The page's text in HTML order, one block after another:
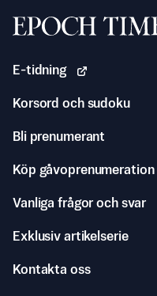
Svenska Epoch
E-tidning
Korsord och sudoku
Bli prenumerant
Köp gåvoprenumeration
Vanliga frågor och svar
Exklusiv artikelserie
Kontakta oss